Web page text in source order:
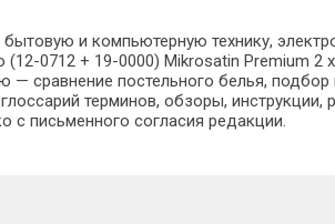
и компьютерную технику,
(12-0712 + 19-0000) Mikrosatin Premium
сравнение постельного белья,
терминов, обзоры,
с письменного согласия редакции.